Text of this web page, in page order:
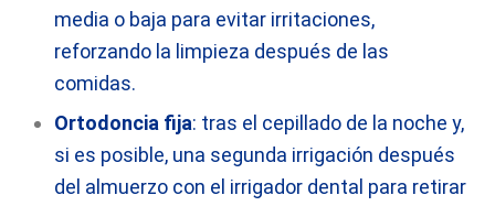
media o baja para evitar irritaciones,
reforzando la limpieza después de las
comidas.
Ortodoncia fija: tras el cepillado de la noche y,
si es posible, una segunda irrigación después
del almuerzo con el irrigador dental para retirar